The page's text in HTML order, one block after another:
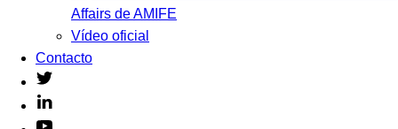
Affairs de AMIFE
Vídeo oficial
Contacto